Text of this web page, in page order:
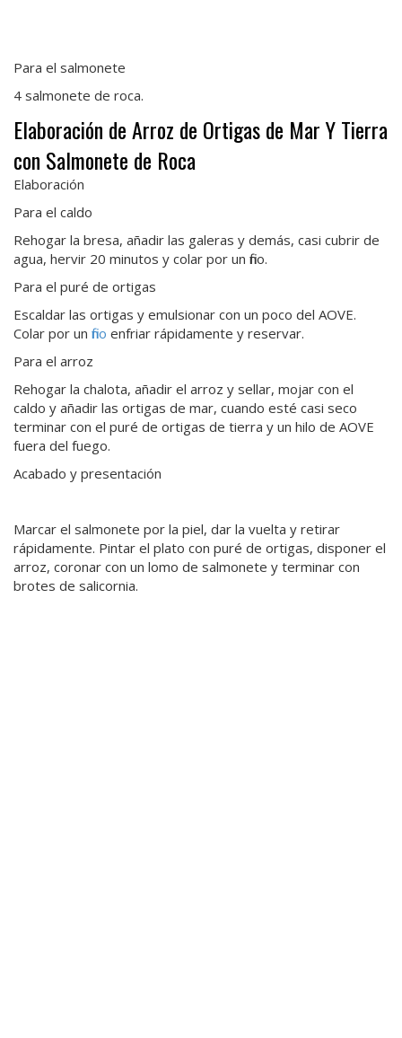
Para el salmonete
4 salmonete de roca.
Elaboración de Arroz de Ortigas de Mar Y Tierra
con Salmonete de Roca
Elaboración
Para el caldo
Rehogar la bresa, añadir las galeras y demás, casi cubrir de
agua, hervir 20 minutos y colar por un fino.
Para el puré de ortigas
Escaldar las ortigas y emulsionar con un poco del AOVE.
Colar por un fino enfriar rápidamente y reservar.
Para el arroz
Rehogar la chalota, añadir el arroz y sellar, mojar con el
caldo y añadir las ortigas de mar, cuando esté casi seco
terminar con el puré de ortigas de tierra y un hilo de AOVE
fuera del fuego.
Acabado y presentación
Marcar el salmonete por la piel, dar la vuelta y retirar
rápidamente. Pintar el plato con puré de ortigas, disponer el
arroz, coronar con un lomo de salmonete y terminar con
brotes de salicornia.